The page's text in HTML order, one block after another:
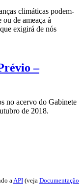
climáticas podem-
de ameaça à
exigirá de nós
–
no acervo do Gabinete
de 2018.
aAPI (veja Documentação